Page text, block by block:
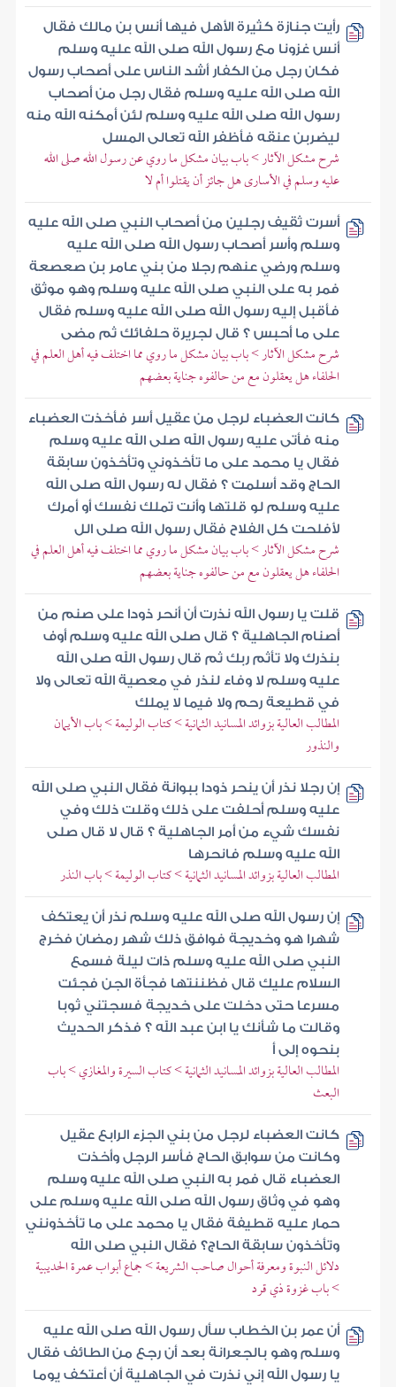
رأيت جنازة كثيرة الأهل فيها أنس بن مالك فقال
أنس غزونا مع رسول الله صلى الله عليه وسلم
فكان رجل من الكفار أشد الناس على أصحاب رسول
الله صلى الله عليه وسلم فقال رجل من أصحاب
رسول الله صلى الله عليه وسلم لئن أمكنه الله منه
ليضربن عنقه فأظفر الله تعالى المسل
شرح مشكل الآثار > باب بيان مشكل ما روي عن رسول الله صلى الله
عليه وسلم في الأسارى هل جائز أن يقتلوا أم لا
أسرت ثقيف رجلين من أصحاب النبي صلى الله عليه
وسلم وأسر أصحاب رسول الله صلى الله عليه
وسلم ورضي عنهم رجلا من بني عامر بن صعصعة
فمر به على النبي صلى الله عليه وسلم وهو موثق
فأقبل إليه رسول الله صلى الله عليه وسلم فقال
على ما أحبس ؟ قال لجريرة حلفائك ثم مضى
شرح مشكل الآثار > باب بيان مشكل ما روي مما اختلف فيه أهل العلم في
الحلفاء هل يعقلون مع من حالفوه جناية بعضهم
كانت العضباء لرجل من عقيل أسر فأخذت العضباء
منه فأتى عليه رسول الله صلى الله عليه وسلم
فقال يا محمد على ما تأخذوني وتأخذون سابقة
الحاج وقد أسلمت ؟ فقال له رسول الله صلى الله
عليه وسلم لو قلتها وأنت تملك نفسك أو أمرك
لأفلحت كل الفلاح فقال رسول الله صلى الل
شرح مشكل الآثار > باب بيان مشكل ما روي مما اختلف فيه أهل العلم في
الحلفاء هل يعقلون مع من حالفوه جناية بعضهم
قلت يا رسول الله نذرت أن أنحر ذودا على صنم من
أصنام الجاهلية ؟ قال صلى الله عليه وسلم أوف
بنذرك ولا تأثم ربك ثم قال رسول الله صلى الله
عليه وسلم لا وفاء لنذر في معصية الله تعالى ولا
في قطيعة رحم ولا فيما لا يملك
المطالب العالية بزوائد المسانيد الثمانية > كتاب الوليمة > باب الأيمان
والنذور
إن رجلا نذر أن ينحر ذودا ببوانة فقال النبي صلى الله
عليه وسلم أحلفت على ذلك وقلت ذلك وفي
نفسك شيء من أمر الجاهلية ؟ قال لا قال صلى
الله عليه وسلم فانحرها
المطالب العالية بزوائد المسانيد الثمانية > كتاب الوليمة > باب النذر
إن رسول الله صلى الله عليه وسلم نذر أن يعتكف
شهرا هو وخديجة فوافق ذلك شهر رمضان فخرج
النبي صلى الله عليه وسلم ذات ليلة فسمع
السلام عليك قال فظننتها فجأة الجن فجئت
مسرعا حتى دخلت على خديجة فسجتني ثوبا
وقالت ما شأنك يا ابن عبد الله ؟ فذكر الحديث
بنحوه إلى أ
المطالب العالية بزوائد المسانيد الثمانية > كتاب السيرة والمغازي > باب
البعث
كانت العضباء لرجل من بني الجزء الرابع عقيل
وكانت من سوابق الحاج فأسر الرجل وأخذت
العضباء قال فمر به النبي صلى الله عليه وسلم
وهو في وثاق رسول الله صلى الله عليه وسلم على
حمار عليه قطيفة فقال يا محمد على ما تأخذونني
وتأخذون سابقة الحاج؟ فقال النبي صلى الله
دلائل النبوة ومعرفة أحوال صاحب الشريعة > جماع أبواب عمرة الحديبية
> باب غزوة ذي قرد
أن عمر بن الخطاب سأل رسول الله صلى الله عليه
وسلم وهو بالجعرانة بعد أن رجع من الطائف فقال
يا رسول الله إني نذرت في الجاهلية أن أعتكف يوما